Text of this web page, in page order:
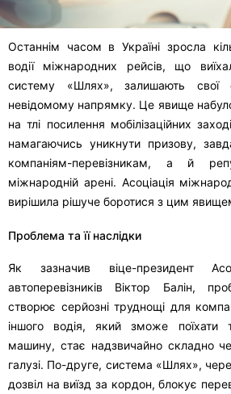
Останнім часом в Україні зросла
водії міжнародних рейсів, що
систему «Шлях», залишають
невідомому напрямку. Це явище набуло
на тлі посилення мобілізаційних
намагаючись уникнути призову,
компаніям-перевізникам, а й
міжнародній арені. Асоціація
вирішила рішуче боротися з цим
Проблема та її наслідки
Як зазначив віце-президент
автоперевізників Віктор Балін,
створює серйозні труднощі для
іншого водія, який зможе поїхати
машину, стає надзвичайно складно
галузі. По-друге, система «Шлях»,
дозвіл на виїзд за кордон, блокує